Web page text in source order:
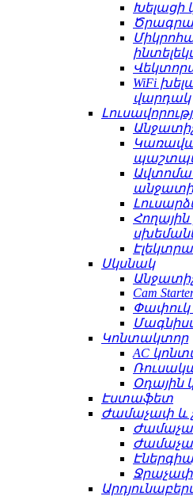
Խելացի
WiFi
վարդակ
Սկսնակ
Cam
Փափուկ
Կոնտակտոր
AC
Օդային
Էստաֆետ
Ժամաչափ և
Ջրաչափ